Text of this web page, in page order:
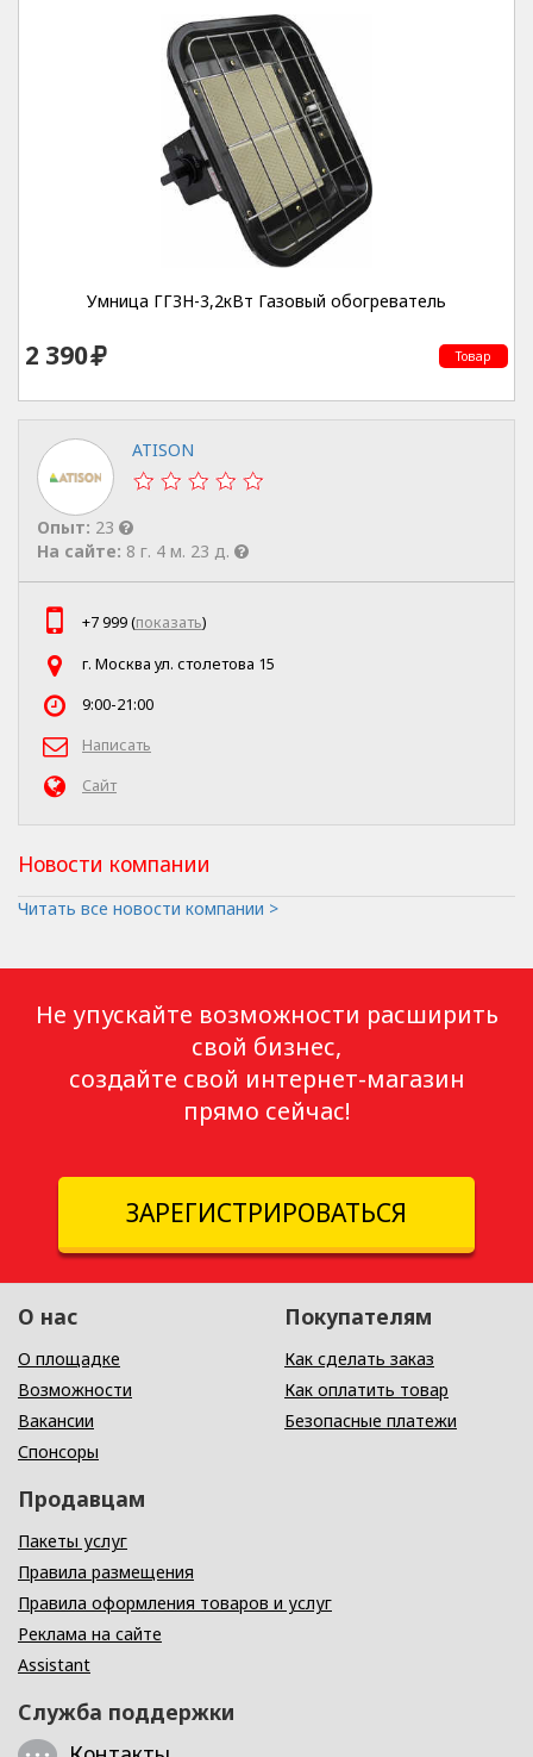
Умница ГГЗН-3,2кВт Газовый обогреватель
2 390 Товар
ATISON
Опыт: 23
На сайте: 8 г. 4 м. 23 д.
+7 999 (показать)
г. Москва ул. столетова 15
9:00-21:00
Написать
Сайт
Новости компании
Читать все новости компании >
Не упускайте возможности расширить
свой бизнес,
создайте свой интернет-магазин
прямо сейчас!
ЗАРЕГИСТРИРОВАТЬСЯ
О нас
О площадке
Возможности
Вакансии
Спонсоры
Покупателям
Как сделать заказ
Как оплатить товар
Безопасные платежи
Продавцам
Пакеты услуг
Правила размещения
Правила оформления товаров и услуг
Реклама на сайте
Assistant
Служба поддержки